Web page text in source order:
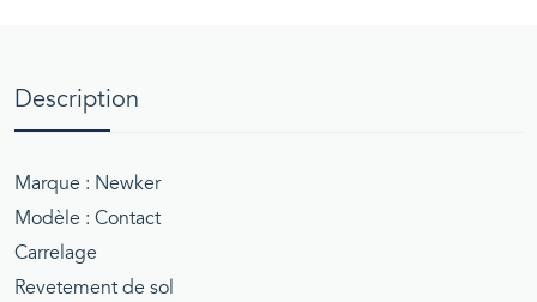
Description
Marque : Newker
Modèle : Contact
Carrelage
Revetement de sol